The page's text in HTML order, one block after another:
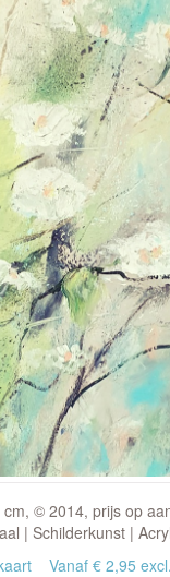
© 2014, prijs op
| Schilderkunst |
Vanaf € 2,95